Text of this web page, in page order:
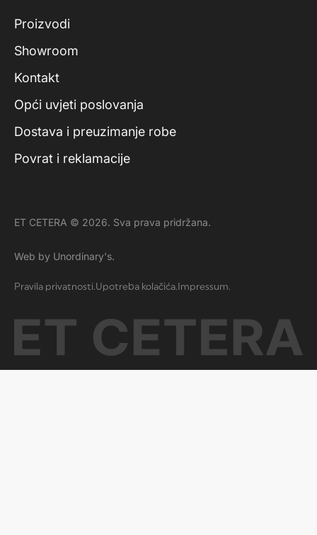
Proizvodi
Showroom
Kontakt
Opći uvjeti poslovanja
Dostava i preuzimanje robe
Povrat i reklamacije
ET CETERA © 2026. Sva prava pridržana.
Web by Unordinary's.
Pravila privatnosti.Upotreba kolačića. Impressum.